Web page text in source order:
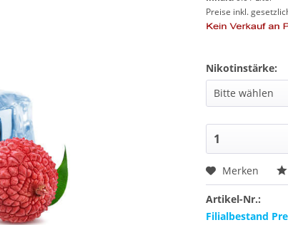
Preise inkl.
Nikotinstärke:
Merken
Artikel-Nr.:
Filialbestand